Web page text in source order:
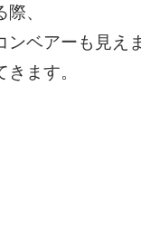
、
ベアーも見え
ます。